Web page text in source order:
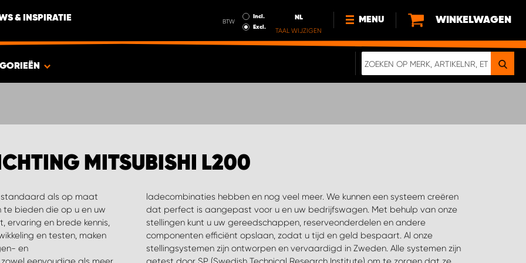
& INSPIRATIE BTW
Incl.
Excl.
NL
TAAL WIJZIGEN
MENU
NIEUWS
WINKELWAGEN
MITSUBISHI L200
standaard als op maat
bieden die op u en uw
ervaring en brede kennis,
en testen, maken
en
een systeem creëren
Met behulp van onze
en andere
geld bespaart. Al onze
zijn